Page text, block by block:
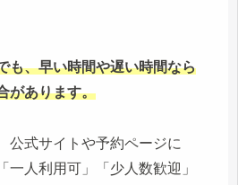
も、早い時間や遅い時間なら
があります。
公式サイトや予約ページに
一人利用可」「少人数歓迎」